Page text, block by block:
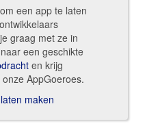
een app te laten
graag met ze in
een geschikte
en krijg
AppGoeroes.
maken